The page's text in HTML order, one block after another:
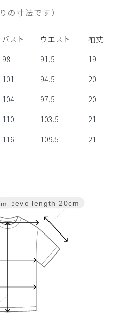
の寸法です）
バスト ウエスト
袖丈
98 91.5
19
101 94.5
20
104 97.5
20
110 103.5
21
116 109.5 21
Sleeve length 20cm